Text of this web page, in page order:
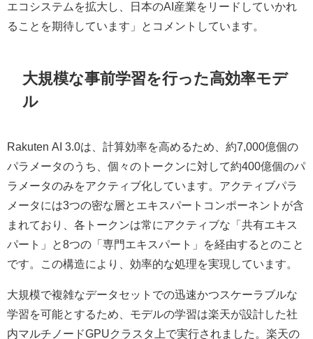
エコシステムを拡大し、日本のAI産業をリードしていかれ
ることを期待しています」とコメントしています。
大規模な事前学習を行った高効率モデ
ル
Rakuten AI 3.0は、計算効率を高めるため、約7,000億個の
パラメータのうち、個々のトークンに対して約400億個のパ
ラメータのみをアクティブ化しています。アクティブパラ
メータには3つの密な層とエキスパートコンポーネントが含
まれており、各トークンは常にアクティブな「共有エキス
パート」と8つの「専門エキスパート」を経由するとのこと
です。この構造により、効率的な処理を実現しています。
大規模で複雑なデータセットでの迅速かつスケーラブルな
学習を可能とするため、モデルの学習は楽天が設計した社
内マルチノードGPUクラスタ上で実行されました。楽天の